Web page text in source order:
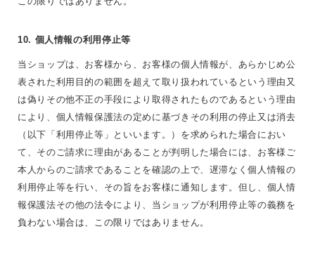
10. 個人情報の利用停止等
当ショップは、お客様から、お客様の個人情報が、あらかじめ公
表された利用目的の範囲を超えて取り扱われているという理由又
は偽りその他不正の手段により取得されたものであるという理由
により、個人情報保護法の定めに基づきその利用の停止又は消去
（以下「利用停止等」といいます。）を求められた場合におい
て、そのご請求に理由があることが判明した場合には、お客様ご
本人からのご請求であることを確認の上で、遅滞なく個人情報の
利用停止等を行い、その旨をお客様に通知します。但し、個人情
報保護法その他の法令により、当ショップが利用停止等の義務を
負わない場合は、この限りではありません。